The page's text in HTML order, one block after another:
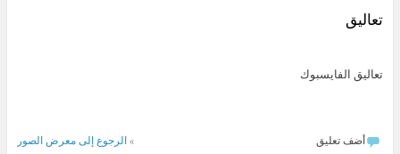
تعاليق
تعاليق الفايسبوك
الرجوع إلى معرض الصور أضف تعليق